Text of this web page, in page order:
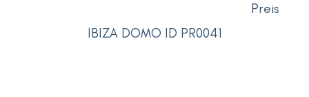
Preis
IBIZA DOMO ID PR0041